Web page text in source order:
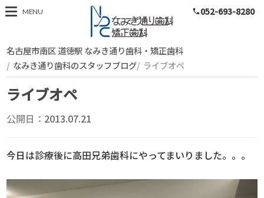
スタッフブログ
MENU phone052-693-8280
名古屋市南区 道徳駅 なみき通り歯科・矯正歯科
なみき通り歯科のスタッフブログ ライブオペ
ライブオペ
公開日： 2013.07.21
今日は診療後に高田兄弟歯科にやってまいりました。。。